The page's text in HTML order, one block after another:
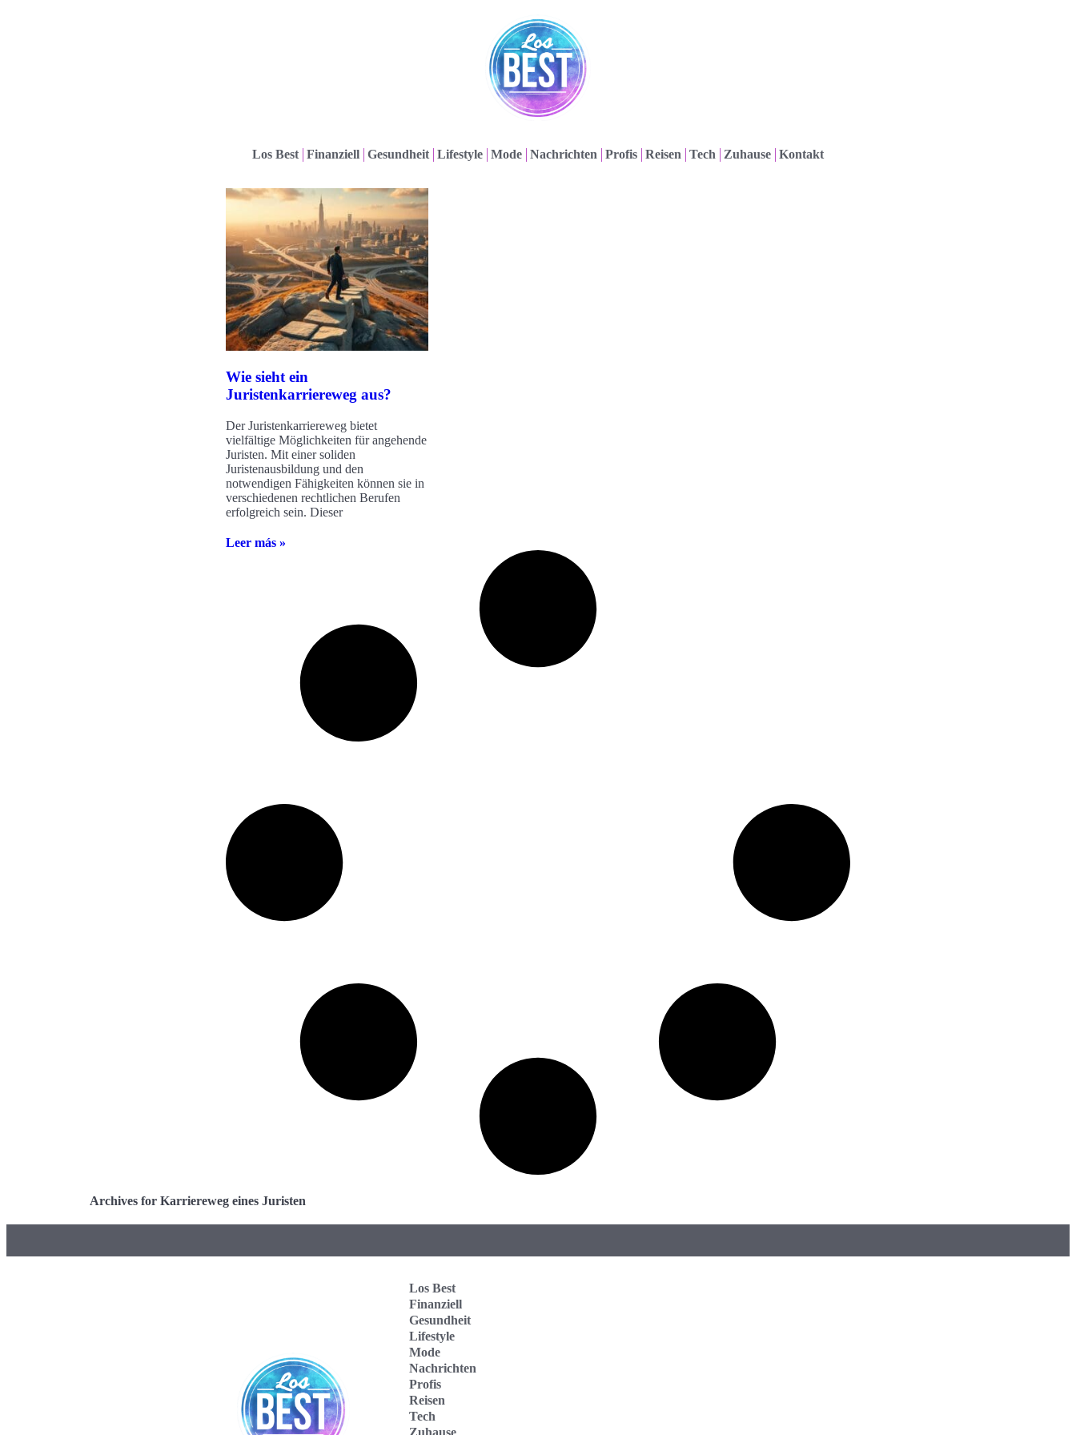
Los Best Finanziell Gesundheit Lifestyle Mode Nachrichten Profis Reisen Tech Zuhause Kontakt
Wie sieht ein
Juristenkarriereweg aus?
Der Juristenkarriereweg bietet
vielfältige Möglichkeiten für angehende
Juristen. Mit einer soliden
Juristenausbildung und den
notwendigen Fähigkeiten können sie in
verschiedenen rechtlichen Berufen
erfolgreich sein. Dieser
Leer más »
Archives for Karriereweg eines Juristen
Los Best
Finanziell
Gesundheit
Lifestyle
Mode
Nachrichten
Profis
Reisen
Tech
Zuhause